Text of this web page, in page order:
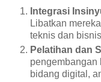
Integrasi
Libatkan
teknis dan
Pelatihan dan
pengembangan
bidang digital,